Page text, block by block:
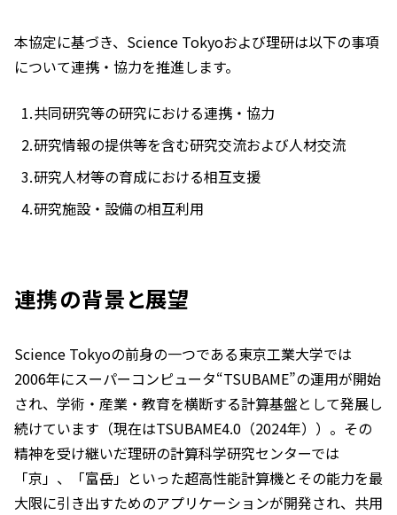
本協定に基づき、Science Tokyoおよび理研は以下の事項
について連携・協力を推進します。
共同研究等の研究における連携・協力
研究情報の提供等を含む研究交流および人材交流
研究人材等の育成における相互支援
研究施設・設備の相互利用
連携の背景と展望
Science Tokyoの前身の一つである東京工業大学では
2006年にスーパーコンピュータ“TSUBAME”の運用が開始
され、学術・産業・教育を横断する計算基盤として発展し
続けています（現在はTSUBAME4.0（2024年））。その
精神を受け継いだ理研の計算科学研究センターでは
「京」、「富岳」といった超高性能計算機とその能力を最
大限に引き出すためのアプリケーションが開発され、共用